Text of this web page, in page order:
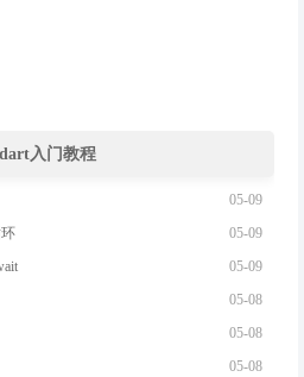
dart入门教程
05-09
05-09
05-09
05-08
05-08
05-08